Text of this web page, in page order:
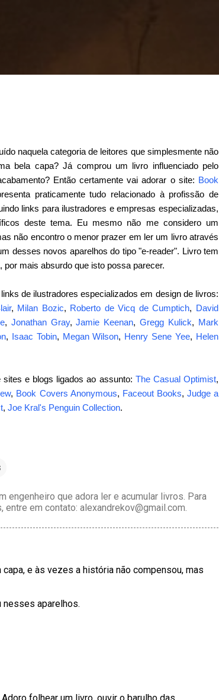
naquela categoria de leitores que simplesmente não
bela capa? Já comprou um livro influenciado pelo
Então certamente vai adorar o site: Book
praticamente tudo relacionado à profissão de
links para ilustradores e empresas especializadas,
deste tema. Eu mesmo não me considero um
não encontro o menor prazer em ler um livro através
desses novos aparelhos do tipo "e-reader". Livro tem
por mais absurdo que isto possa parecer.
de ilustradores especializados em design de livros:
, Milan Bozic, Roberto de Vicq de Cumptich, David
, Jonathan Gray,Jamie Keenan,Gregg Kulick, Mark
, Isaac Tobin, Megan Wilson, Henry Sene Yee, Helen
e blogs ligados ao assunto: The Casual Optimist,
, Book Covers Anonymous, Faceout Books, Judge a
, Joe Kral's Penguin Collection.
engenheiro que adora ler e acumular livros. Para
em contato: alexandrekov@gmail.com.
e às vezes a história não compensou, mas
nesses aparelhos.
folhear um livro, ouvir o barulho das